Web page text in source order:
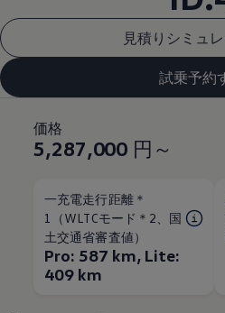
見積りシミュ
試乗予約
価格
5,287,000 円～
一充電走行距離＊
1（WLTCモード＊2、国
土交通省審査値）
Pro: 587 km, Lite:
409 km